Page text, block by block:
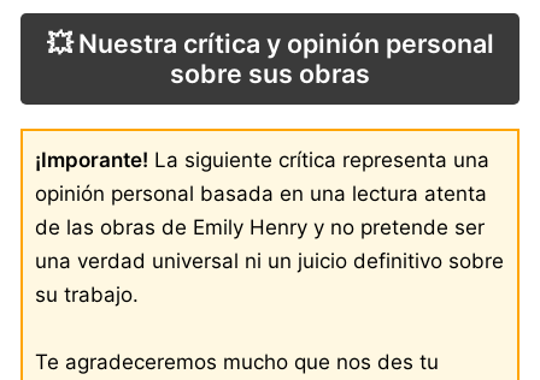
💥 Nuestra crítica y opinión personal
sobre sus obras
¡Imporante! La siguiente crítica representa una
opinión personal basada en una lectura atenta
de las obras de Emily Henry y no pretende ser
una verdad universal ni un juicio definitivo sobre
su trabajo.
Te agradeceremos mucho que nos des tu